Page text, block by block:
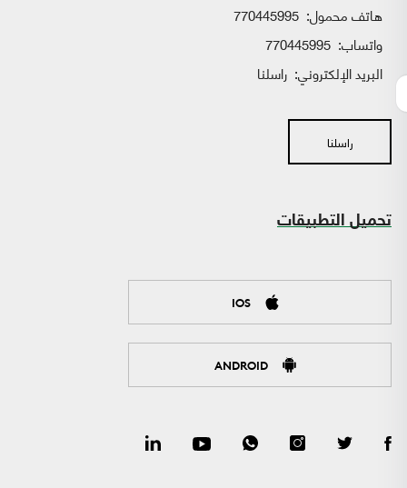
هاتف محمول: 770445995
واتساب:
البريد الإلكتروني: راسلنا
راسلنا
تحميل التطبيقات
IOS
ANDROID